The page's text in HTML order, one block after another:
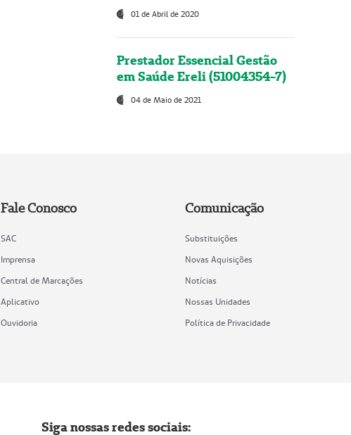
01 de Abril de 2020
Prestador Essencial Gestão
em Saúde Ereli (51004354-7)
04 de Maio de 2021
Fale Conosco
SAC
Imprensa
Central de Marcações
Aplicativo
Ouvidoria
Comunicação
Substituições
Novas Aquisições
Notícias
Nossas Unidades
Política de Privacidade
Siga nossas redes sociais: